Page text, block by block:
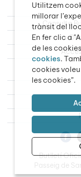
Consulta
Butlletí
Passeig de
Utilitzem
millorar
trànsit del
En fer clic a
de les
cookies.
cookies
les cookies”.